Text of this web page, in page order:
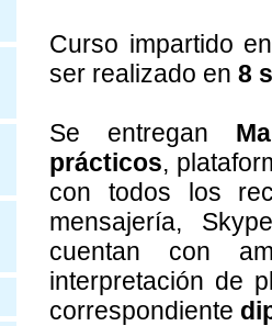
Curso impartido
ser realizado en 8
Se entregan
prácticos,
con todos los
mensajería,
cuentan con
interpretación de
correspondiente